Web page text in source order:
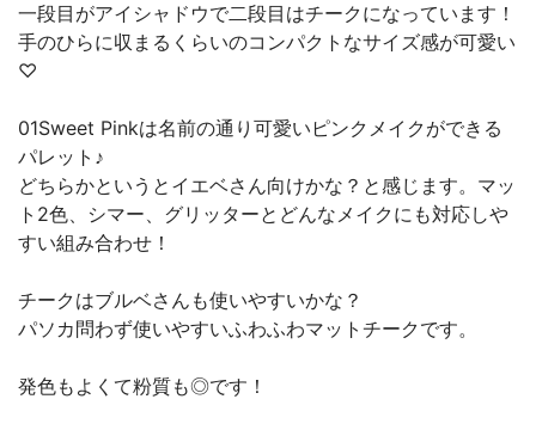
一段目がアイシャドウで二段目はチークになっています！
手のひらに収まるくらいのコンパクトなサイズ感が可愛い
♡
01Sweet Pinkは名前の通り可愛いピンクメイクができる
パレット♪
どちらかというとイエベさん向けかな？と感じます。マッ
ト2色、シマー、グリッターとどんなメイクにも対応しや
すい組み合わせ！
チークはブルベさんも使いやすいかな？
パソカ問わず使いやすいふわふわマットチークです。
発色もよくて粉質も◎です！